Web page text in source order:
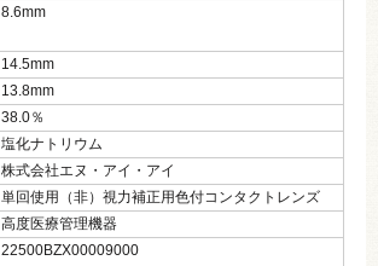
8.6mm
14.5mm
13.8mm
38.0％
塩化ナトリウム
株式会社エヌ・アイ・アイ
単回使用（非）視力補正用色付コンタクトレンズ
高度医療管理機器
22500BZX00009000